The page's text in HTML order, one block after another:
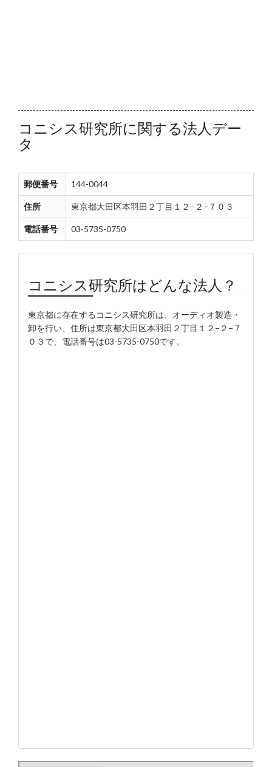
コニシス研究所に関する法人デー
タ
郵便番号 144-0044
住所 東京都大田区本羽田２丁目１２−２−７０３
電話番号 03-5735-0750
コニシス研究所はどんな法人？
東京都に存在するコニシス研究所は、オーディオ製造・
卸を行い、住所は東京都大田区本羽田２丁目１２−２−７
０３で、電話番号は03-5735-0750です。